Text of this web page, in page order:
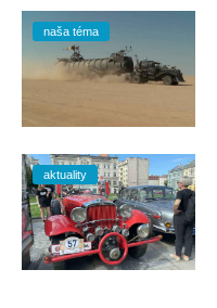
naša téma
aktuality